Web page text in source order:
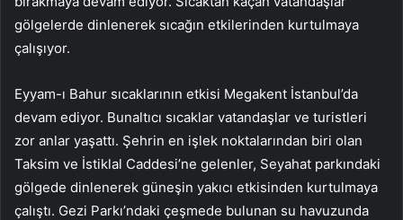
gölgelerde dinlenerek sıcağın etkilerinden kurtulmaya
çalışıyor.
Eyyam-ı Bahur sıcaklarının etkisi Megakent İstanbul’da
devam ediyor. Bunaltıcı sıcaklar vatandaşlar ve turistleri
zor anlar yaşattı. Şehrin en işlek noktalarından biri olan
Taksim ve İstiklal Caddesi’ne gelenler, Seyahat parkındaki
gölgede dinlenerek güneşin yakıcı etkisinden kurtulmaya
çalıştı. Gezi Parkı’ndaki çeşmede bulunan su havuzunda